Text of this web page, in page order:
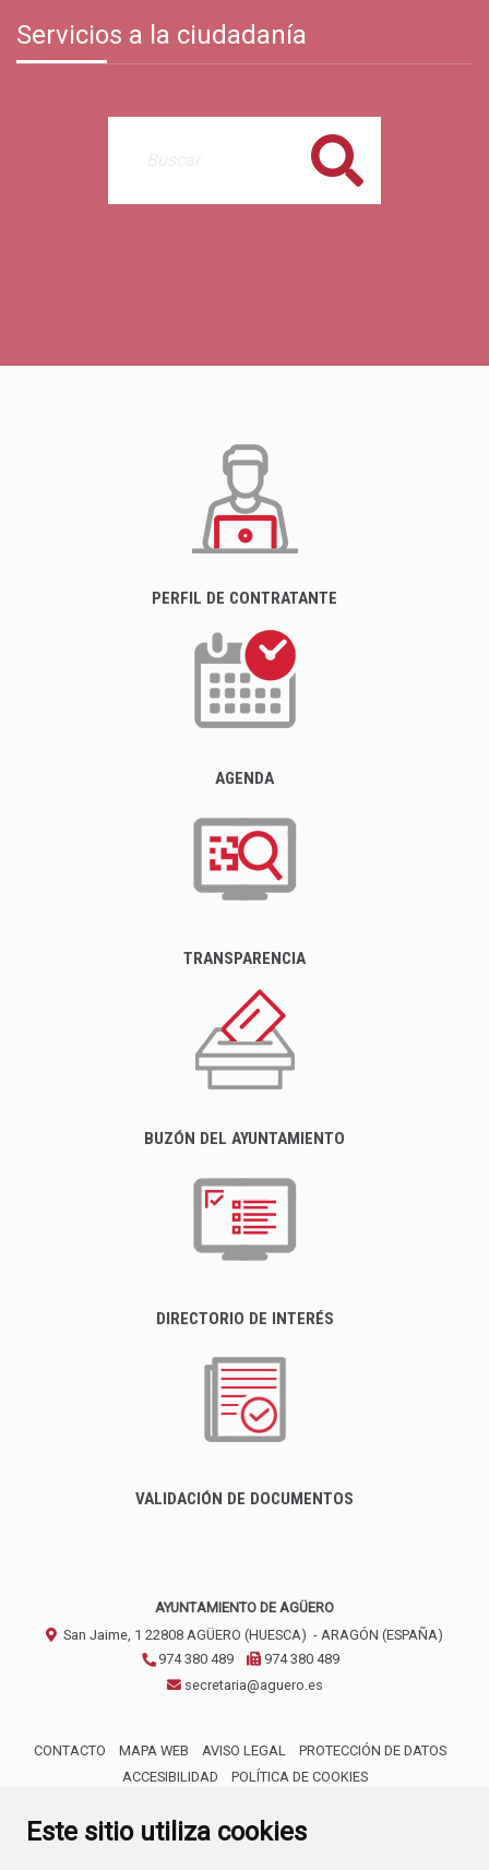
Este sitio utiliza cookies
Servicios a la ciudadanía
Buscar
PERFIL DE CONTRATANTE
AGENDA
TRANSPARENCIA
BUZÓN DEL AYUNTAMIENTO
DIRECTORIO DE INTERÉS
VALIDACIÓN DE DOCUMENTOS
AYUNTAMIENTO DE AGÜERO
San Jaime, 1 22808 AGÜERO (HUESCA) - ARAGÓN (ESPAÑA)
974 380 489
974 380 489
secretaria@aguero.es
CONTACTO MAPA WEB AVISO LEGAL
PROTECCIÓN DE DATOS
ACCESIBILIDAD
POLÍTICA DE COOKIES